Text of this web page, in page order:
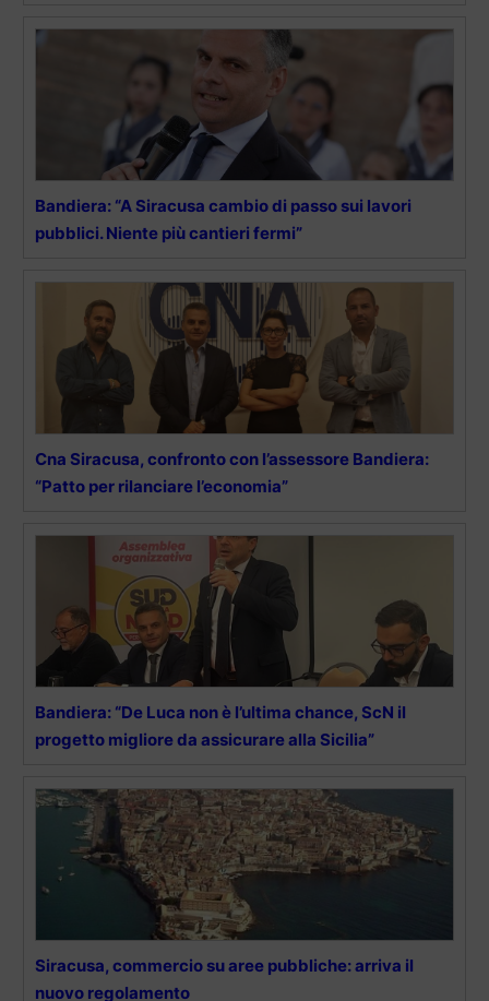
Bandiera: “A Siracusa cambio di passo sui lavori
pubblici. Niente più cantieri fermi”
Cna Siracusa, confronto con l’assessore Bandiera:
“Patto per rilanciare l’economia”
Bandiera: “De Luca non è l’ultima chance, ScN il
progetto migliore da assicurare alla Sicilia”
Siracusa, commercio su aree pubbliche: arriva il
nuovo regolamento